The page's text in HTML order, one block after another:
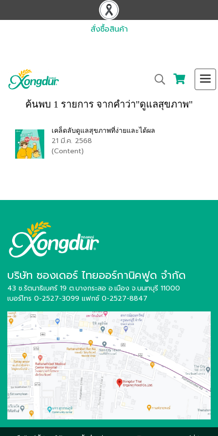
สั่งซื้อสินค้า
ค้นพบ 1 รายการ จากคำว่า"ดูแลสุขภาพ"
เคล็ดลับดูแลสุขภาพที่ง่ายและได้ผล
21 มี.ค. 2568
(Content)
บริษัท ซองเดอร์ ไทยออร์กานิคฟูด จำกัด
43 ซ.รัตนาธิเบศร์ 19 ต.บางกระสอ อ.เมือง จ.นนทบุรี 11000
เบอร์โทร 0-2527-3099 แฟกซ์ 0-2527-8847